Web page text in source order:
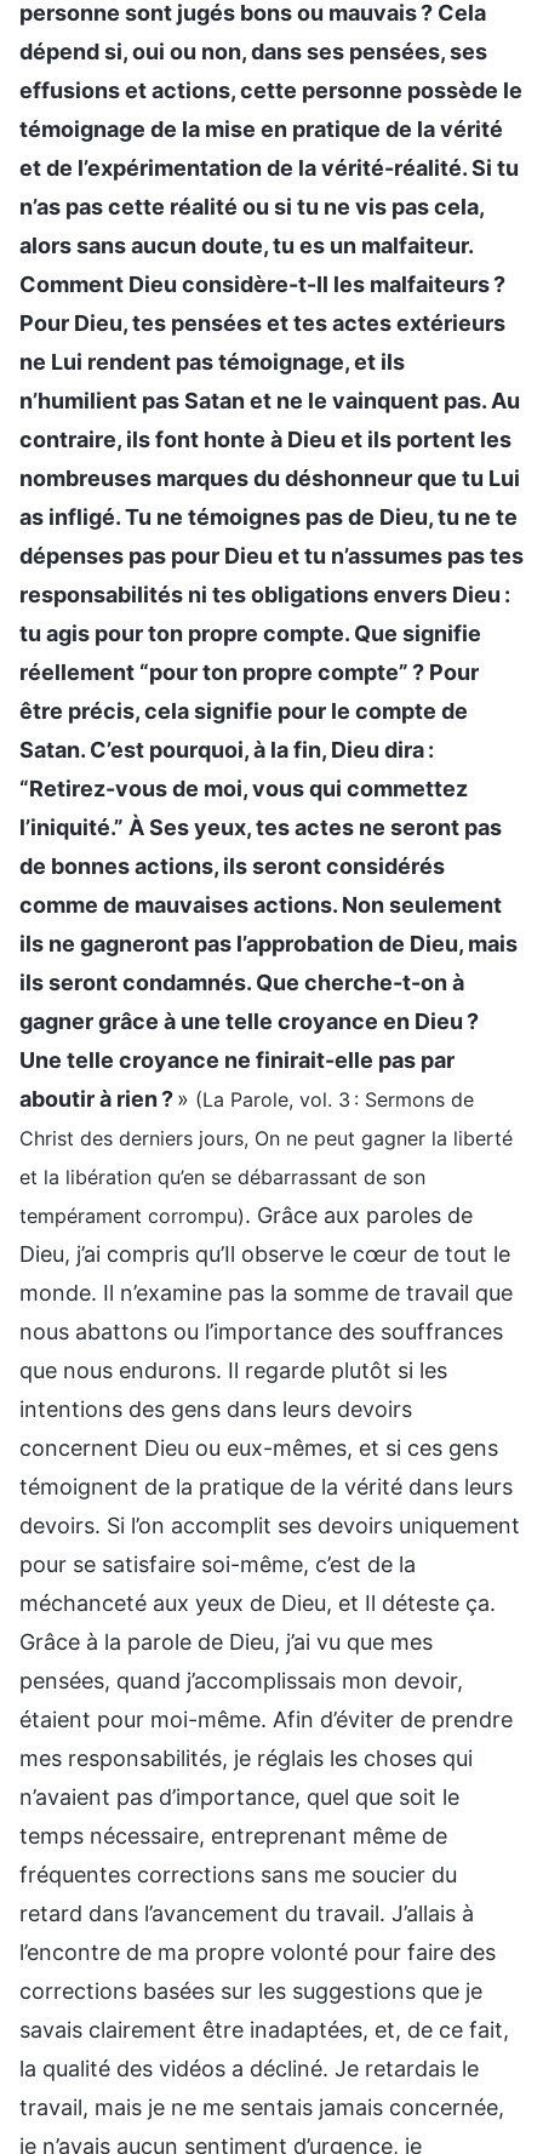
personne sont jugés bons ou mauvais ? Cela
dépend si, oui ou non, dans ses pensées, ses
effusions et actions, cette personne possède le
témoignage de la mise en pratique de la vérité
et de l’expérimentation de la vérité-réalité. Si tu
n’as pas cette réalité ou si tu ne vis pas cela,
alors sans aucun doute, tu es un malfaiteur.
Comment Dieu considère-t-Il les malfaiteurs ?
Pour Dieu, tes pensées et tes actes extérieurs
ne Lui rendent pas témoignage, et ils
n’humilient pas Satan et ne le vainquent pas. Au
contraire, ils font honte à Dieu et ils portent les
nombreuses marques du déshonneur que tu Lui
as infligé. Tu ne témoignes pas de Dieu, tu ne te
dépenses pas pour Dieu et tu n’assumes pas tes
responsabilités ni tes obligations envers Dieu :
tu agis pour ton propre compte. Que signifie
réellement “pour ton propre compte” ? Pour
être précis, cela signifie pour le compte de
Satan. C’est pourquoi, à la fin, Dieu dira :
“Retirez-vous de moi, vous qui commettez
l’iniquité.” À Ses yeux, tes actes ne seront pas
de bonnes actions, ils seront considérés
comme de mauvaises actions. Non seulement
ils ne gagneront pas l’approbation de Dieu, mais
ils seront condamnés. Que cherche-t-on à
gagner grâce à une telle croyance en Dieu ?
Une telle croyance ne finirait-elle pas par
aboutir à rien ?» (La Parole, vol. 3 : Sermons de
Christ des derniers jours, On ne peut gagner la liberté
et la libération qu’en se débarrassant de son
tempérament corrompu). Grâce aux paroles de
Dieu, j’ai compris qu’Il observe le cœur de tout le
monde. Il n’examine pas la somme de travail que
nous abattons ou l’importance des souffrances
que nous endurons. Il regarde plutôt si les
intentions des gens dans leurs devoirs
concernent Dieu ou eux-mêmes, et si ces gens
témoignent de la pratique de la vérité dans leurs
devoirs. Si l’on accomplit ses devoirs uniquement
pour se satisfaire soi-même, c’est de la
méchanceté aux yeux de Dieu, et Il déteste ça.
Grâce à la parole de Dieu, j’ai vu que mes
pensées, quand j’accomplissais mon devoir,
étaient pour moi-même. Afin d’éviter de prendre
mes responsabilités, je réglais les choses qui
n’avaient pas d’importance, quel que soit le
temps nécessaire, entreprenant même de
fréquentes corrections sans me soucier du
retard dans l’avancement du travail. J’allais à
l’encontre de ma propre volonté pour faire des
corrections basées sur les suggestions que je
savais clairement être inadaptées, et, de ce fait,
la qualité des vidéos a décliné. Je retardais le
travail, mais je ne me sentais jamais concernée,
je n’avais aucun sentiment d’urgence, je